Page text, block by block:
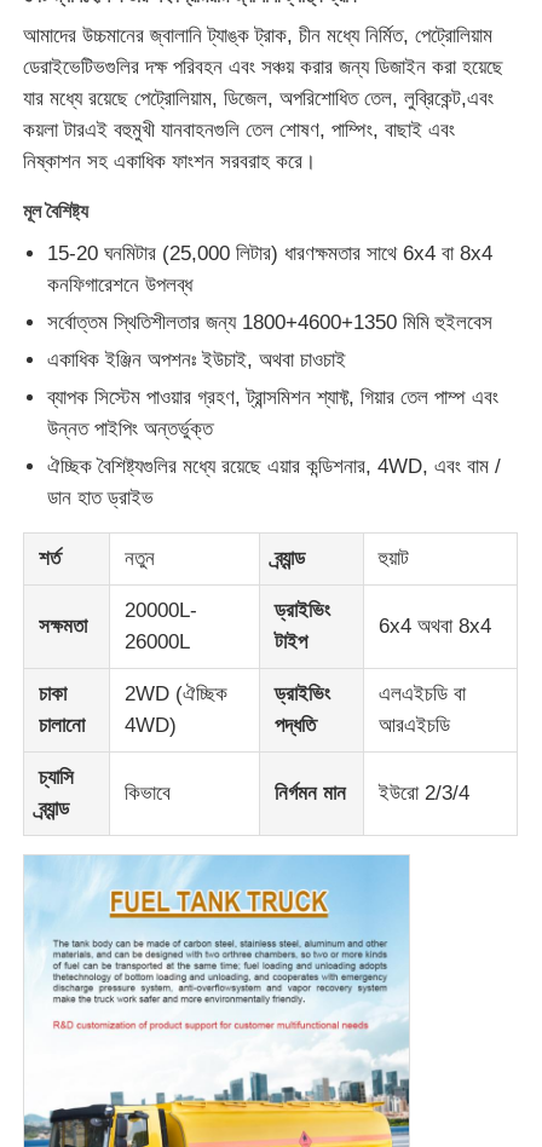
জ্বালানী তেল ট্যাঙ্কার ট্রাক
আইএসও ট্যাঙ্ক কনটেইনার
স্যানিটেশন ক্লিনিং ট্রাক
রেফ্রিজারেটেড বক্স ট্রাক
হুক আর্ম আবর্জনা ট্রাক
বিশেষ যানবাহনের যন্ত্রাংশ
আমাদের উচ্চমানের জ্বালানি ট্যাঙ্ক ট্রাক, চীন মধ্যে নির্মিত, পেট্রোলিয়াম
ডেরাইভেটিভগুলির দক্ষ পরিবহন এবং সঞ্চয় করার জন্য ডিজাইন করা হয়েছে
যার মধ্যে রয়েছে পেট্রোলিয়াম, ডিজেল, অপরিশোধিত তেল, লুব্রিকেন্ট,এবং
কয়লা টারএই বহুমুখী যানবাহনগুলি তেল শোষণ, পাম্পিং, বাছাই এবং
নিষ্কাশন সহ একাধিক ফাংশন সরবরাহ করে।
মূল বৈশিষ্ট্য
15-20 ঘনমিটার (25,000 লিটার) ধারণক্ষমতার সাথে 6x4 বা 8x4
কনফিগারেশনে উপলব্ধ
সর্বোত্তম স্থিতিশীলতার জন্য 1800+4600+1350 মিমি হুইলবেস
একাধিক ইঞ্জিন অপশনঃ ইউচাই, অথবা চাওচাই
ব্যাপক সিস্টেম পাওয়ার গ্রহণ, ট্রান্সমিশন শ্যাফ্ট, গিয়ার তেল পাম্প এবং
উন্নত পাইপিং অন্তর্ভুক্ত
ঐচ্ছিক বৈশিষ্ট্যগুলির মধ্যে রয়েছে এয়ার কন্ডিশনার, 4WD, এবং বাম /
ডান হাত ড্রাইভ
শর্ত নতুন ব্র্যান্ড হুয়াট
সক্ষমতা
20000L-
26000L
ড্রাইভিং
টাইপ
6x4 অথবা 8x4
চাকা
চালানো
2WD (ঐচ্ছিক
4WD)
ড্রাইভিং
পদ্ধতি
এলএইচডি বা
আরএইচডি
চ্যাসি
ব্র্যান্ড
কিভাবে নির্গমন মান ইউরো 2/3/4